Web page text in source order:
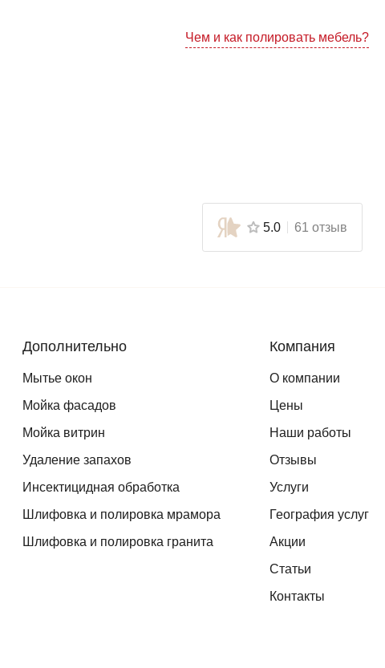
Чем и как полировать мебель?
5.0 61 отзыв
Дополнительно
Мытье окон
Мойка фасадов
Мойка витрин
Удаление запахов
Инсектицидная обработка
Шлифовка и полировка мрамора
Шлифовка и полировка гранита
Компания
О компании
Цены
Наши работы
Отзывы
Услуги
География услуг
Акции
Статьи
Контакты